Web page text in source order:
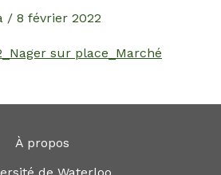
/ 8 février 2022
sur place_Marché
À propos